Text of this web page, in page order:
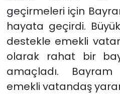
geçirmeleri için
hayata geçirdi.
destekle emekli
olarak rahat bir
amaçladı.
emekli vatandaş